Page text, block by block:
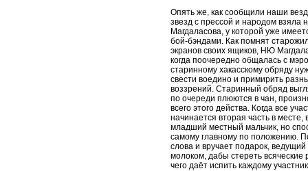
Опять же, как сообщили наши
звезд с прессой и народом взяла
Магдаласова, у которой уже
бой-бэндами. Как помнят
экранов своих ящиков, НЮ
когда поочередно общалась с
старинному хакасскому обряду
свести воедино и примирить
воззрений. Старинный обряд
по очереди плюются в чан,
всего этого действа. Когда все
начинается вторая часть в
младший местный мальчик, но
самому главному по положению.
слова и вручает подарок,
молоком, дабы стереть
чего даёт испить каждому